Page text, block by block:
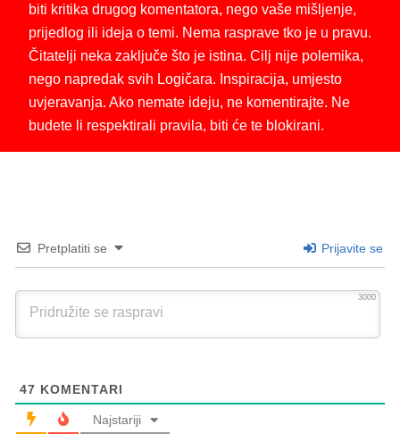
biti kritika drugog komentatora, nego vaše mišljenje,
prijedlog ili ideja o temi. Nema rasprave tko je u pravu.
Čitatelji neka zaključe što je istina. Cilj nije polemika,
nego napredak svih Logičara. Inspiracija, umjesto
uvjeravanja. Ako nemate ideju, ne komentirajte. Ne
budete li respektirali pravila, biti će te blokirani.
Pretplatiti se Prijavite se
3000
47 KOMENTARI
Najstariji